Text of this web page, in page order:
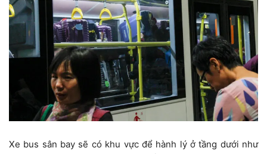
Xe bus sân bay sẽ có khu vực để hành lý ở tầng dưới như